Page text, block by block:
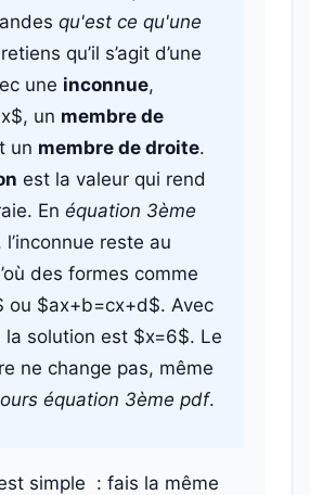
qu'est ce qu'une
qu’il s’agit d’une
une inconnue,
un membre de
un membre de droite.
est la valeur qui rend
En équation 3ème
l’inconnue reste au
des formes comme
ou $ax+b=cx+d$. Avec
solution est $x=6$. Le
ne change pas, même
équation 3ème pdf.
simple : fais la même